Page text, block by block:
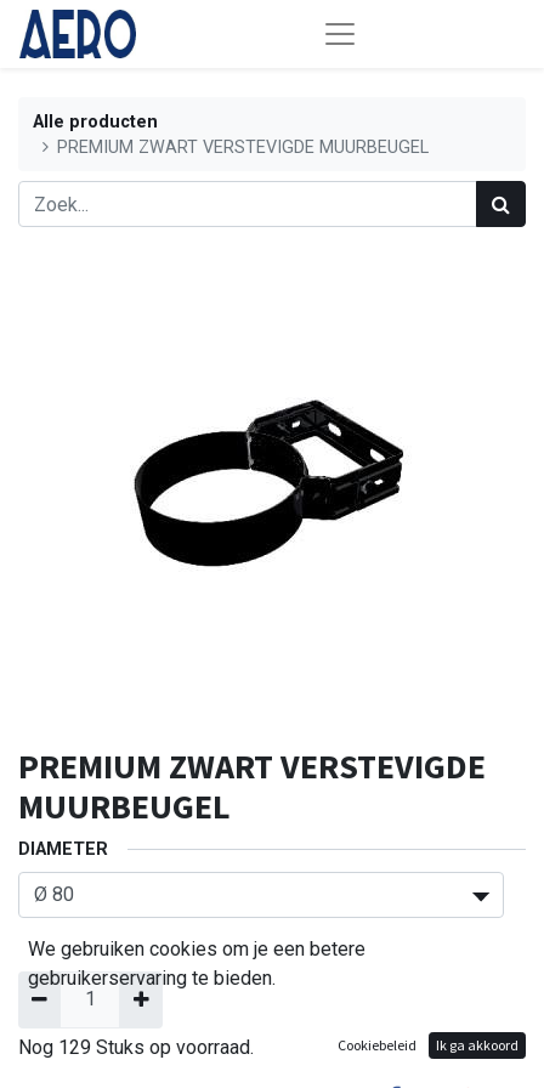
Alle producten
PREMIUM ZWART VERSTEVIGDE MUURBEUGEL
PREMIUM ZWART VERSTEVIGDE
MUURBEUGEL
DIAMETER
Nog 129 Stuks op voorraad.
We gebruiken cookies om je een betere
gebruikerservaring te bieden.
Cookiebeleid Ik ga akkoord